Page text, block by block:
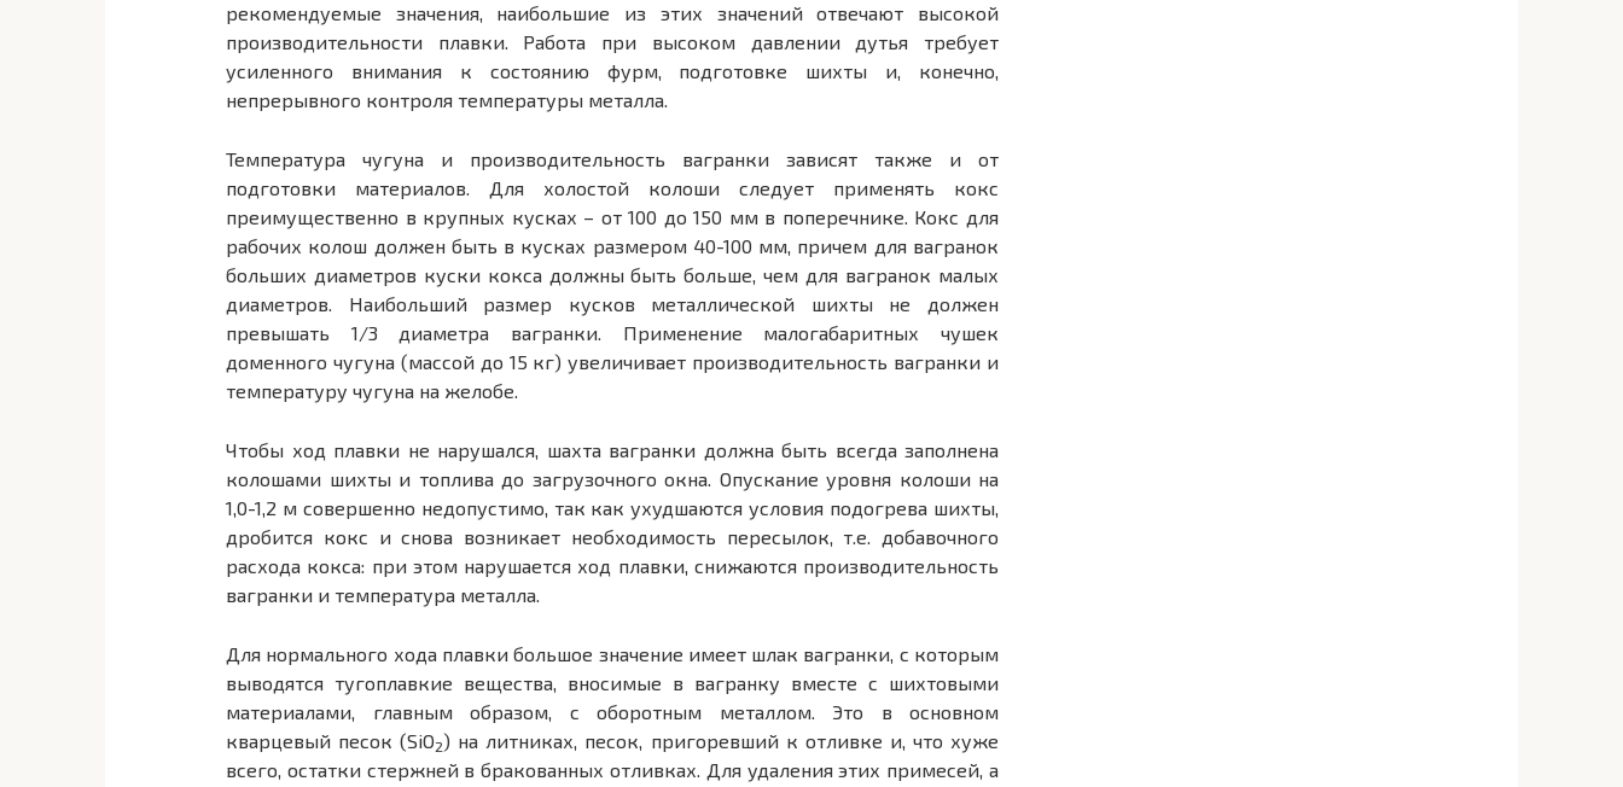
рекомендуемые значения, наибольшие из этих значений отвечают высокой
производительности плавки. Работа при высоком давлении дутья требует
усиленного внимания к состоянию фурм, подготовке шихты и, конечно,
непрерывного контроля температуры металла.
Температура чугуна и производительность вагранки зависят также и от
подготовки материалов. Для холостой колоши следует применять кокс
преимущественно в крупных кусках – от 100 до 150 мм в поперечнике. Кокс для
рабочих колош должен быть в кусках размером 40-100 мм, причем для вагранок
больших диаметров куски кокса должны быть больше, чем для вагранок малых
диаметров. Наибольший размер кусков металлической шихты не должен
превышать 1/3 диаметра вагранки. Применение малогабаритных чушек
доменного чугуна (массой до 15 кг) увеличивает производительность вагранки и
температуру чугуна на желобе.
Чтобы ход плавки не нарушался, шахта вагранки должна быть всегда заполнена
колошами шихты и топлива до загрузочного окна. Опускание уровня колоши на
1,0-1,2 м совершенно недопустимо, так как ухудшаются условия подогрева шихты,
дробится кокс и снова возникает необходимость пересылок, т.е. добавочного
расхода кокса: при этом нарушается ход плавки, снижаются производительность
вагранки и температура металла.
Для нормального хода плавки большое значение имеет шлак вагранки, с которым
выводятся тугоплавкие вещества, вносимые в вагранку вместе с шихтовыми
материалами, главным образом, с оборотным металлом. Это в основном
кварцевый песок (SiO2) на литниках, песок, пригоревший к отливке и, что хуже
всего, остатки стержней в бракованных отливках. Для удаления этих примесей, а